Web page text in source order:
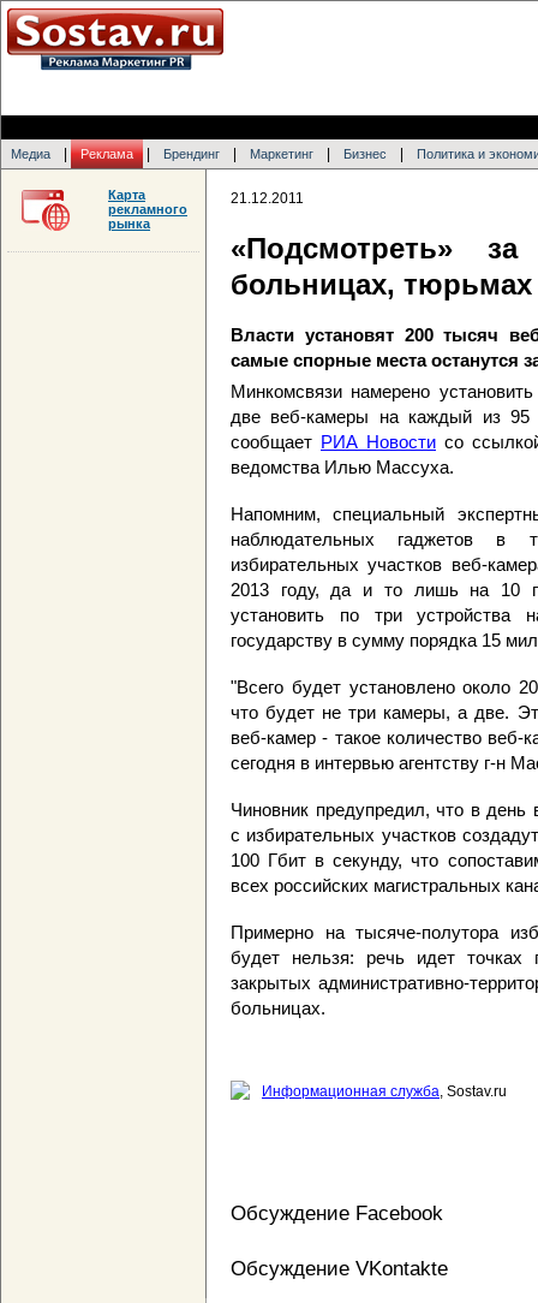
Медиа Реклама Брендинг Маркетинг Бизнес Политика и
21.12.2011
«Подсмотреть»
больницах,
Власти установят 200 тысяч
самые спорные места останутся
Минкомсвязи намерено
две веб-камеры на каждый из 95
сообщает РИА Новости со
ведомства Илью Массуха.
Напомним, специальный
наблюдательных гаджетов в
избирательных участков веб-
2013 году, да и то лишь на 10
установить по три устройства
государству в сумму порядка 15
"Всего будет установлено около
что будет не три камеры, а две.
веб-камер - такое количество
сегодня в интервью агентству г-н
Чиновник предупредил, что в день
с избирательных участков
100 Гбит в секунду, что
всех российских магистральных
Примерно на тысяче-полутора
будет нельзя: речь идет точках
закрытых административно-
больницах.
Информационная служба, Sostav.ru
Обсуждение Facebook
Обсуждение VKontakte
Карта
рекламного
рынка